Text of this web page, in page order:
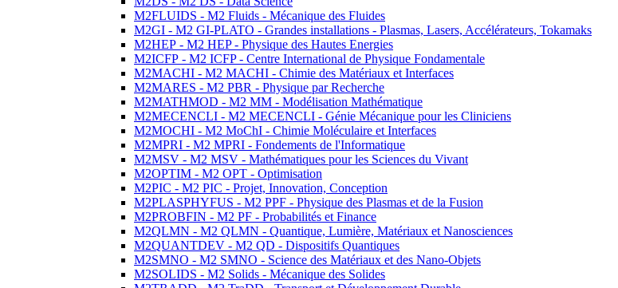
M2FLUIDS - M2 Fluids - Mécanique des Fluides
M2GI - M2 GI-PLATO - Grandes installations - Plasmas, Lasers, Accélérateurs, Tokamaks
M2HEP - M2 HEP - Physique des Hautes Energies
M2ICFP - M2 ICFP - Centre International de Physique Fondamentale
M2MACHI - M2 MACHI - Chimie des Matériaux et Interfaces
M2MARES - M2 PBR - Physique par Recherche
M2MATHMOD - M2 MM - Modélisation Mathématique
M2MECENCLI - M2 MECENCLI - Génie Mécanique pour les Cliniciens
M2MOCHI - M2 MoChI - Chimie Moléculaire et Interfaces
M2MPRI - M2 MPRI - Fondements de l'Informatique
M2MSV - M2 MSV - Mathématiques pour les Sciences du Vivant
M2OPTIM - M2 OPT - Optimisation
M2PIC - M2 PIC - Projet, Innovation, Conception
M2PLASPHYFUS - M2 PPF - Physique des Plasmas et de la Fusion
M2PROBFIN - M2 PF - Probabilités et Finance
M2QLMN - M2 QLMN - Quantique, Lumière, Matériaux et Nanosciences
M2QUANTDEV - M2 QD - Dispositifs Quantiques
M2SMNO - M2 SMNO - Science des Matériaux et des Nano-Objets
M2SOLIDS - M2 Solids - Mécanique des Solides